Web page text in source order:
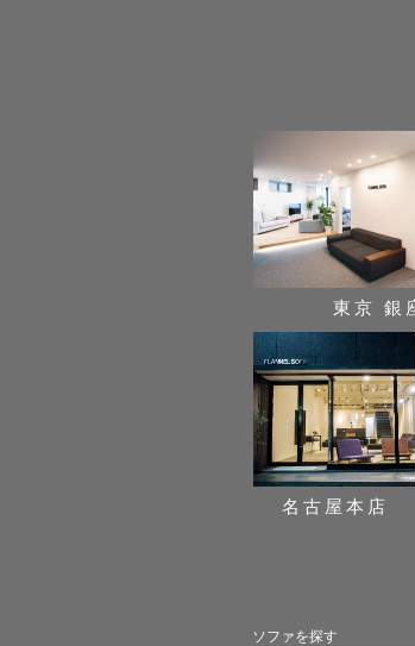
東京 銀
名古屋本店
ソファを探す